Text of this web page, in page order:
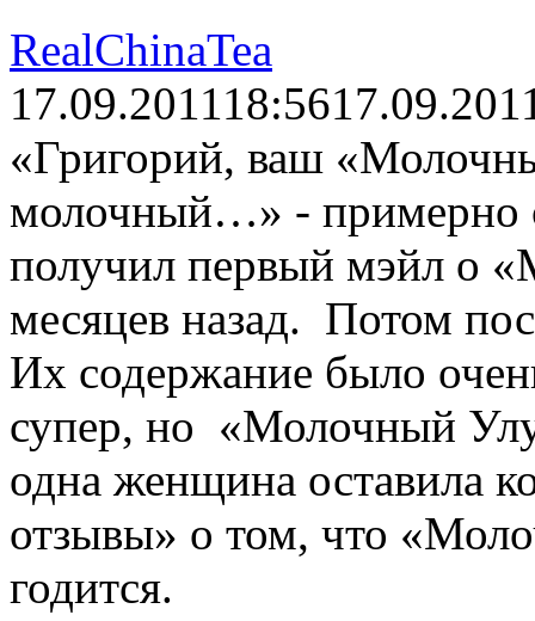
RealChinaTea
17.09.201118:56
«Григорий, ваш
молочный…» - примерно
получил первый мэйл о
месяцев назад. Потом
Их содержание было
супер, но «Молочный
одна женщина оставила
отзывы» о том, что
годится.